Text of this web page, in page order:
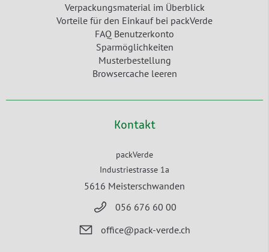
Verpackungsmaterial im Überblick
Vorteile für den Einkauf bei packVerde
FAQ Benutzerkonto
Sparmöglichkeiten
Musterbestellung
Browsercache leeren
Kontakt
packVerde
Industriestrasse 1a
5616 Meisterschwanden
056 676 60 00
office@pack-verde.ch